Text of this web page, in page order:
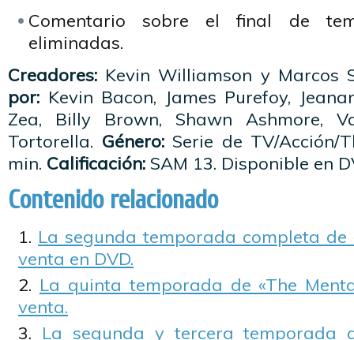
Comentario sobre el final de
eliminadas.
Creadores: Kevin Williamson y Marcos
por: Kevin Bacon, James Purefoy,
Zea, Billy Brown, Shawn Ashmore,
Tortorella. Género:Serie de TV/Acción/
min. Calificación: SAM 13. Disponible en
Contenido relacionado
La segunda temporada completa de
venta en DVD.
La quinta temporada de «The
venta.
La segunda y tercera temporada